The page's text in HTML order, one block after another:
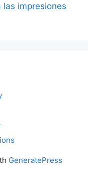
impresiones
GeneratePress